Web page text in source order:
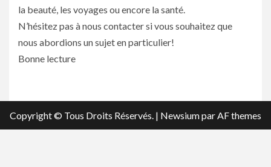
la beauté, les voyages ou encore la santé.
N’hésitez pas à nous contacter si vous souhaitez que
nous abordions un sujet en particulier!
Bonne lecture
Copyright © Tous Droits Réservés. | Newsiumpar AF themes